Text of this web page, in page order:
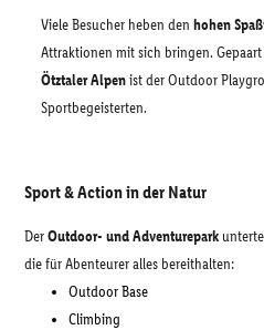
Viele Besucher heben den hohen
Attraktionen mit sich bringen.
Ötztaler Alpenist der Outdoor
Sportbegeisterten.
Sport & Action in der Natur
DerOutdoor- und Adventurepark
die für Abenteurer alles bereithalten:
Outdoor Base
Climbing